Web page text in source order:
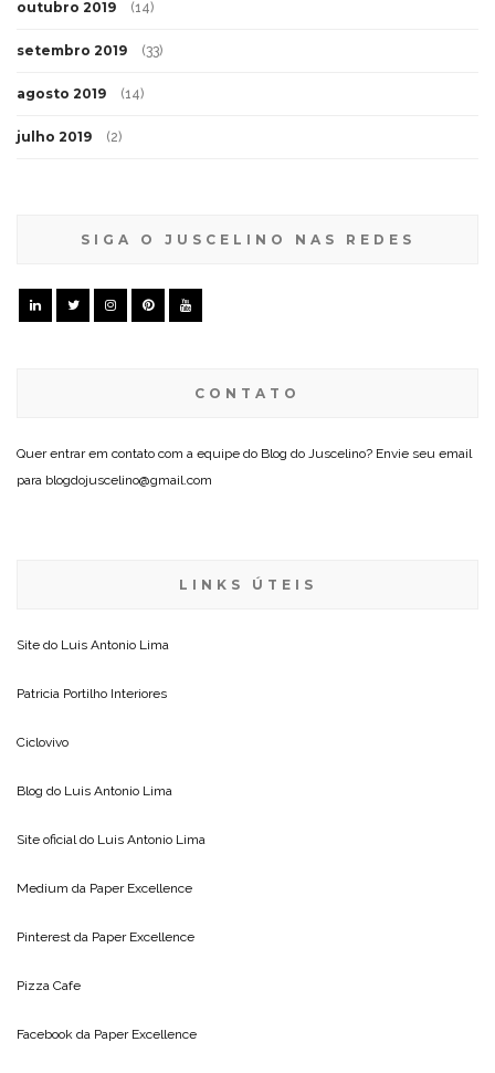
outubro 2019 (14)
setembro 2019 (33)
agosto 2019 (14)
julho 2019 (2)
SIGA O JUSCELINO NAS REDES
CONTATO
Quer entrar em contato com a equipe do Blog do Juscelino? Envie seu email
para blogdojuscelino@gmail.com
LINKS ÚTEIS
Site do Luis Antonio Lima
Patricia Portilho Interiores
Ciclovivo
Blog do Luis Antonio Lima
Site oficial do Luis Antonio Lima
Medium da Paper Excellence
Pinterest da Paper Excellence
Pizza Cafe
Facebook da Paper Excellence